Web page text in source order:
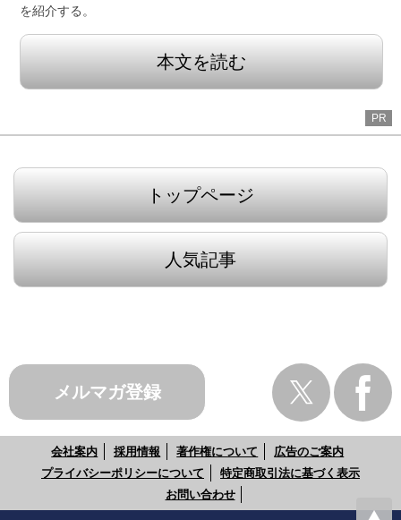
を紹介する。
本文を読む
PR
トップページ
人気記事
メルマガ登録
会社案内 採用情報 著作権について
広告のご案内
プライバシーポリシーについて
特定商取引法に基づく表示
お問い合わせ